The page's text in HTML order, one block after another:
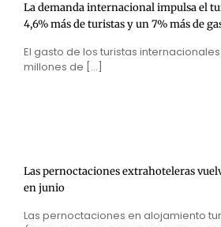
La demanda internacional impulsa el
4,6% más de turistas y un 7% más de
El gasto de los turistas
millones de […]
Las pernoctaciones extrahoteleras
en junio
Las pernoctaciones en alojamiento